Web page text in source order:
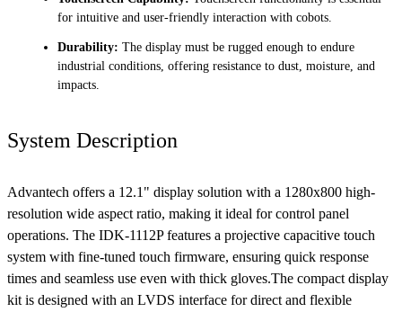
for intuitive and user-friendly interaction with cobots.
Durability: The display must be rugged enough to endure
industrial conditions, offering resistance to dust, moisture, and
impacts.
System Description
Advantech offers a 12.1" display solution with a 1280x800 high-
resolution wide aspect ratio, making it ideal for control panel
operations. The IDK-1112P features a projective capacitive touch
system with fine-tuned touch firmware, ensuring quick response
times and seamless use even with thick gloves.The compact display
kit is designed with an LVDS interface for direct and flexible